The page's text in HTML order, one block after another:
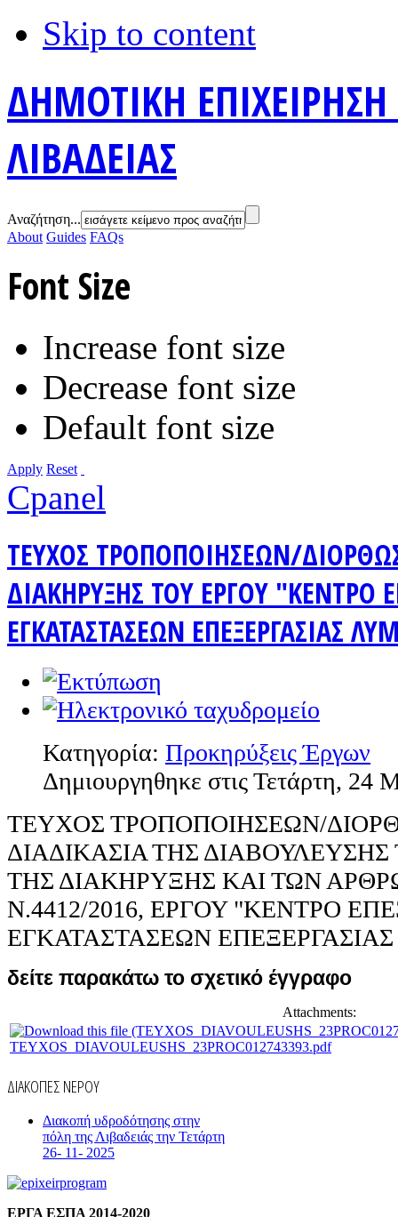
Skip to content
ΔΗΜΟΤΙΚΗ
ΛΙΒΑΔΕΙΑΣ
Αναζήτηση...
About Guides FAQs
Font Size
Increase font size
Decrease font size
Default font size
Apply Reset
Cpanel
ΤΕΥΧΟΣ ΤΡΟΠΟΠΟΙΗΣΕΩΝ/
ΔΙΑΚΗΡΥΞΗΣ ΤΟΥ ΕΡΓΟΥ "ΚΕΝΤΡΟ
ΕΓΚΑΤΑΣΤΑΣΕΩΝ ΕΠΕΞΕΡΓΑΣΙΑΣ
Κατηγορία: Προκηρύξεις Έργων
Δημιουργηθηκε στις Τετάρτη, 24
ΤΕΥΧΟΣ ΤΡΟΠΟΠΟΙΗΣΕΩΝ/
ΔΙΑΔΙΚΑΣΙΑ ΤΗΣ
ΤΗΣ ΔΙΑΚΗΡΥΞΗΣ ΚΑΙ ΤΩΝ
Ν.4412/2016, ΕΡΓΟΥ "ΚΕΝΤΡΟ
ΕΓΚΑΤΑΣΤΑΣΕΩΝ
δείτε παρακάτω το σχετικό έγγραφο
Attachments:
TEYXOS_DIAVOULEUSHS_23PROC012743393.pdf
ΔΙΑΚΟΠΕΣ ΝΕΡΟΥ
Διακοπή υδροδότησης στην
πόλη της Λιβαδειάς την Τετάρτη
26- 11- 2025
ΕΡΓΑ ΕΣΠΑ 2014-2020